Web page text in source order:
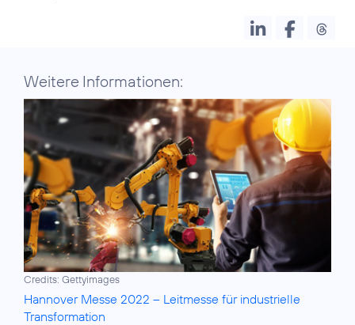
Weitere Informationen:
Credits: Gettyimages
Hannover Messe 2022 – Leitmesse für industrielle
Transformation